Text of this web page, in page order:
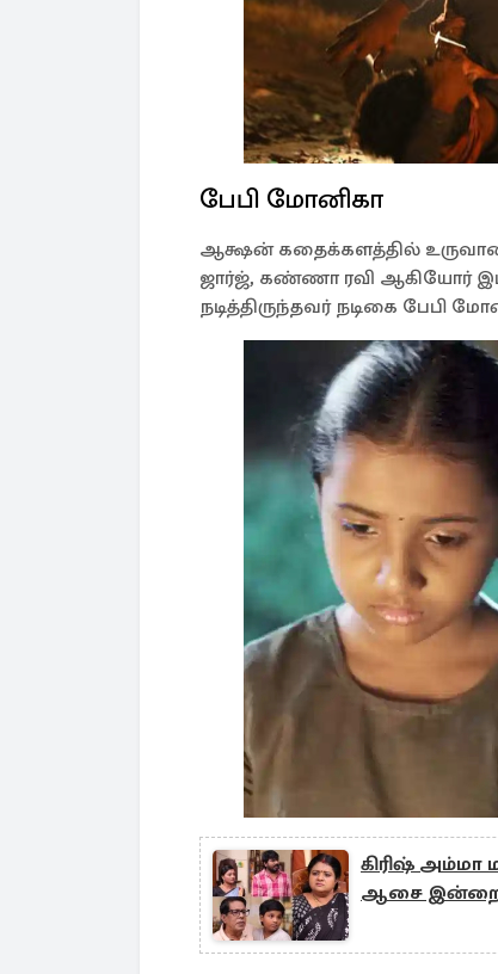
பேபி மோனிகா
ஆக்ஷன் கதைக்களத்தில் உருவான
ஜார்ஜ், கண்ணா ரவி ஆகியோர்
நடித்திருந்தவர் நடிகை பேபி
கிரிஷ் அம்மா
ஆசை